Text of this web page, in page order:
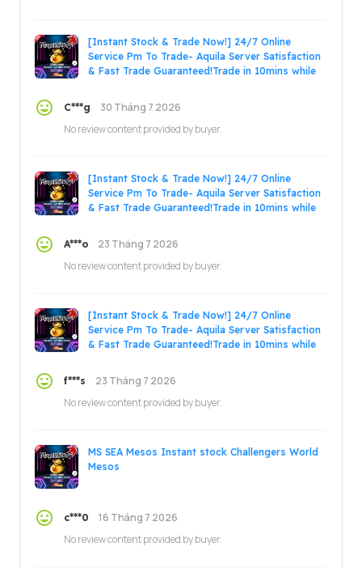
[Instant Stock & Trade Now!] 24/7 Online
Service Pm To Trade- Aquila Server Satisfaction
& Fast Trade Guaranteed!Trade in 10mins while
C***g
30 Tháng 7 2026
No review content provided by buyer.
[Instant Stock & Trade Now!] 24/7 Online
Service Pm To Trade- Aquila Server Satisfaction
& Fast Trade Guaranteed!Trade in 10mins while
A***o
23 Tháng 7 2026
No review content provided by buyer.
[Instant Stock & Trade Now!] 24/7 Online
Service Pm To Trade- Aquila Server Satisfaction
& Fast Trade Guaranteed!Trade in 10mins while
f***s
23 Tháng 7 2026
No review content provided by buyer.
MS SEA Mesos Instant stock Challengers World
Mesos
c***0
16 Tháng 7 2026
No review content provided by buyer.